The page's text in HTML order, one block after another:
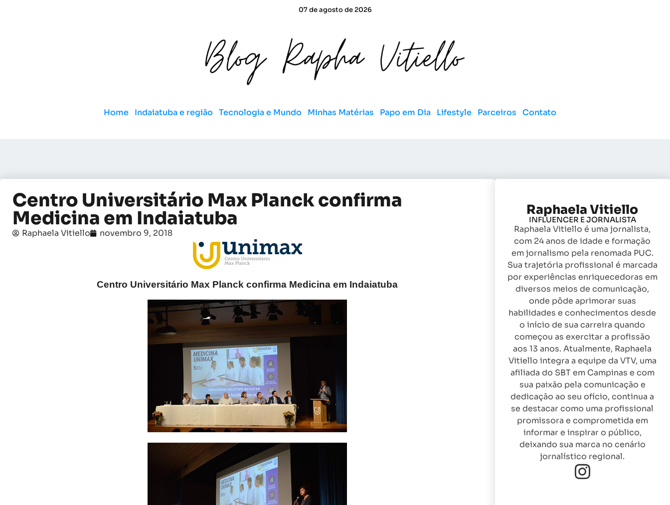
07 de agosto de 2026
Home Indaiatuba e região Tecnologia e Mundo Minhas Matérias Papo em Dia Lifestyle Parceiros Contato
Centro Universitário Max Planck confirma
Medicina em Indaiatuba
Raphaela Vitiello novembro 9, 2018
Centro Universitário Max Planck confirma Medicina em Indaiatuba
Raphaela Vitiello
INFLUENCER E JORNALISTA
Raphaela Vitiello é uma jornalista,
com 24 anos de idade e formação
em jornalismo pela renomada PUC.
Sua trajetória profissional é marcada
por experiências enriquecedoras em
diversos meios de comunicação,
onde pôde aprimorar suas
habilidades e conhecimentos desde
o início de sua carreira quando
começou as exercitar a profissão
aos 13 anos. Atualmente, Raphaela
Vitiello integra a equipe da VTV, uma
afiliada do SBT em Campinas e com
sua paixão pela comunicação e
dedicação ao seu ofício, continua a
se destacar como uma profissional
promissora e comprometida em
informar e inspirar o público,
deixando sua marca no cenário
jornalístico regional.